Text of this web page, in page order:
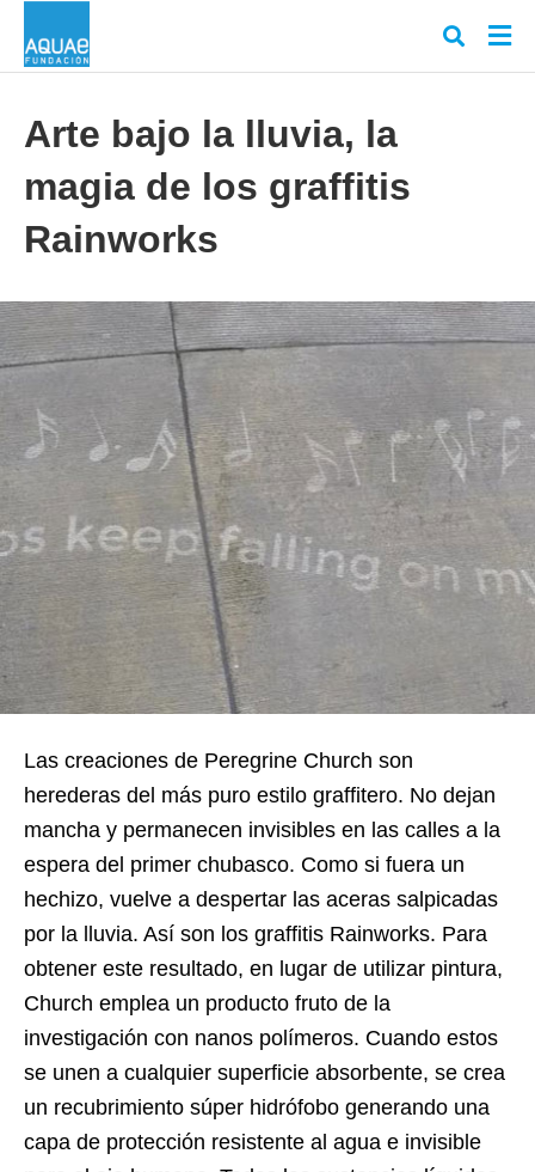
Arte bajo la lluvia, la
magia de los graffitis
Rainworks
Las creaciones de Peregrine Church son
herederas del más puro estilo graffitero. No dejan
mancha y permanecen invisibles en las calles a la
espera del primer chubasco. Como si fuera un
hechizo, vuelve a despertar las aceras salpicadas
por la lluvia. Así son los graffitis Rainworks. Para
obtener este resultado, en lugar de utilizar pintura,
Church emplea un producto fruto de la
investigación con nanos polímeros. Cuando estos
se unen a cualquier superficie absorbente, se crea
un recubrimiento súper hidrófobo generando una
capa de protección resistente al agua e invisible